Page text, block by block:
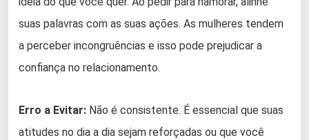
suas palavras com as suas ações. As mulheres tendem
a perceber incongruências e isso pode prejudicar a
confiança no relacionamento.
Erro a Evitar: Não é consistente. É essencial que suas
atitudes no dia a dia sejam reforçadas ou que você